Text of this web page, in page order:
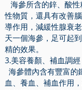
海參所含的鋅、酸
性物質，還具有改善
導作用，減緩性腺衰
天一個海參，足可起
精的效果。
3.美容養顏、補血調經
海參體內含有豐富的
血、養血、補血作用